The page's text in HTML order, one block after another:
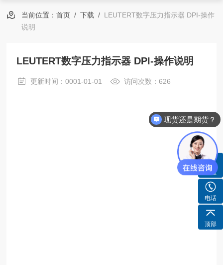
当前位置：首页 /下载 / LEUTERT数字压力指示器 DPI-操作
说明
LEUTERT数字压力指示器 DPI-操作说明
更新时间：0001-01-01 访问次数：626
客服
电话
顶部
现货还是期货？